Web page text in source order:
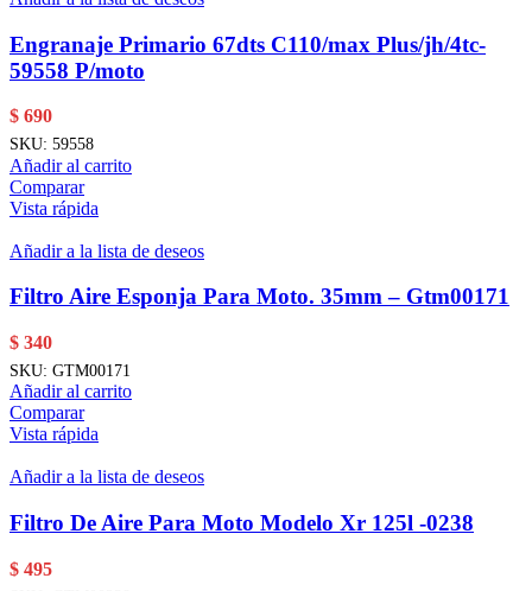
Engranaje Primario 67dts C110/max Plus/jh/4tc-
59558 P/moto
$ 690
SKU: 59558
Añadir al carrito
Comparar
Vista rápida
Añadir a la lista de deseos
Filtro Aire Esponja Para Moto. 35mm – Gtm00171
$ 340
SKU: GTM00171
Añadir al carrito
Comparar
Vista rápida
Añadir a la lista de deseos
Filtro De Aire Para Moto Modelo Xr 125l -0238
$ 495